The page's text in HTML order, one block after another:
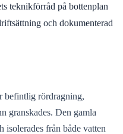
teknikförråd på bottenplan
och dokumenterad
befintlig rördragning,
granskades. Den gamla
isolerades från både vatten